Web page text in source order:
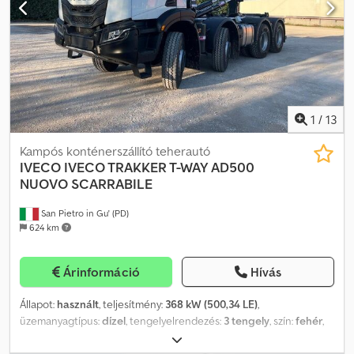
össztömege: 60.000 kg
1 / 13
San Pietro in Gu' (PD)
624 km
Kampós konténerszállító teherautó
IVECO IVECO TRAKKER T-WAY AD500
NUOVO SCARRABILE
Árinformáció Hívás
Állapot: használt, teljesítmény: 368 kW (500,34 LE),
üzemanyagtípus:dízel, tengelyelrendezés: 3 tengely, szín:fehér,
, kibocsátási osztály: